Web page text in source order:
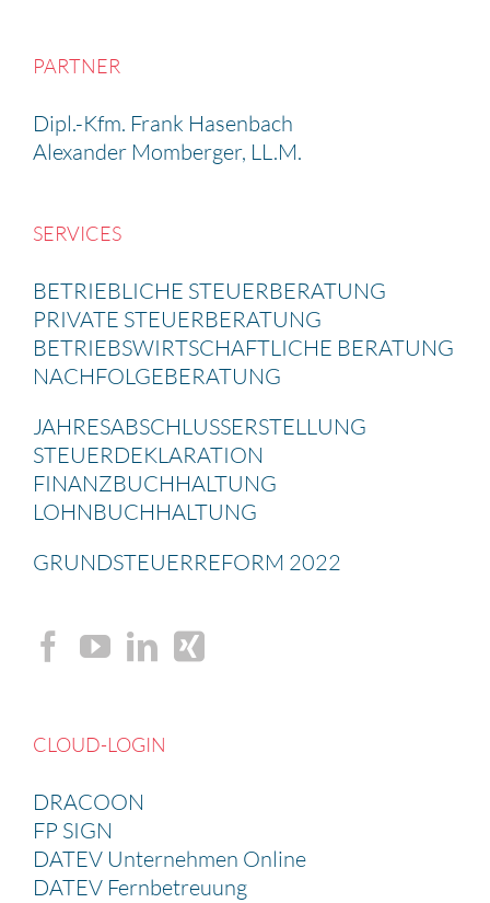
PARTNER
Dipl.-Kfm. Frank Hasen­bach
Alexander Momberger, LL.M.
SERVICES
BETRIEB­LICHE STEUER­BE­RA­TUNG
PRIVATE STEUER­BE­RA­TUNG
BETRIEBS­WIRT­SCHAFT­LICHE BERATUNG
NACHFOL­GE­BE­RA­TUNG
JAHRES­AB­SCHLUSS­ERSTEL­LUNG
STEUER­DE­KLA­RA­TION
FINANZ­BUCH­HAL­TUNG
LOHNBUCH­HAL­TUNG
GRUND­STEU­ER­RE­FORM 2022
CLOUD-LOGIN
DRACOON
FP SIGN
DATEV Unternehmen Online
DATEV Fernbetreuung